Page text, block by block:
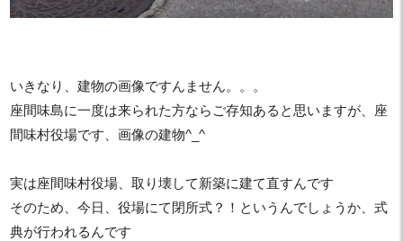
いきなり、建物の画像ですんません。。。
座間味島に一度は来られた方ならご存知あると思いますが、座
間味村役場です、画像の建物^_^
実は座間味村役場、取り壊して新築に建て直すんです
そのため、今日、役場にて閉所式？！というんでしょうか、式
典が行われるんです